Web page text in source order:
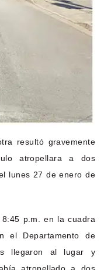
resultó gravemente
atropellara a dos
lunes 27 de enero de
p.m. en la cuadra
el Departamento de
llegaron al lugar y